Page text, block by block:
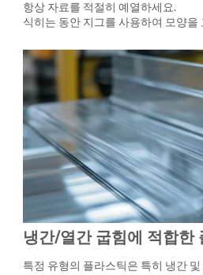
항상 자료를 적절히 예열하세요.
식히는 동안 지그를 사용하여 모양을
냉간/열간 굽힘에 적합한
특정 유형의 플라스틱은 특히 냉간